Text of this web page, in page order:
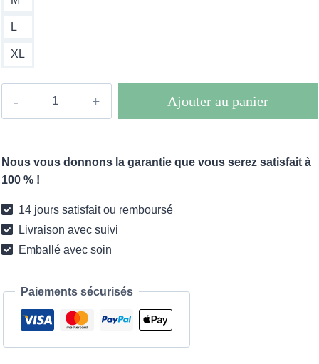
L
XL
boho
Fascino
Ajouter au panier
Nous vous donnons la garantie que vous serez satisfait à
100 % !
14 jours satisfait ou remboursé
Livraison avec suivi
Emballé avec soin
Paiements sécurisés